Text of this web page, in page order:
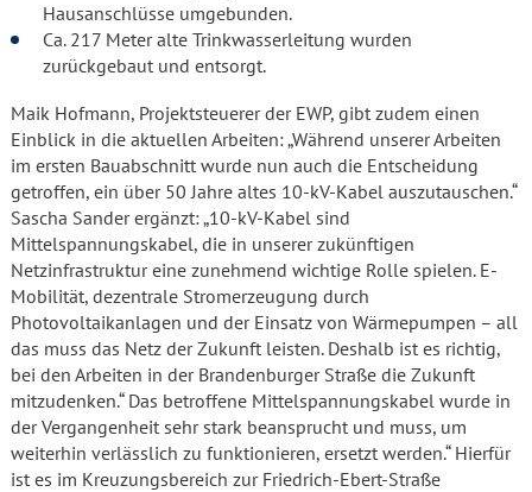
Hausanschlüsse umgebunden.
Ca. 217 Meter alte Trinkwasserleitung wurden
zurückgebaut und entsorgt.
Maik Hofmann, Projektsteuerer der EWP, gibt zudem einen
Einblick in die aktuellen Arbeiten: „Während unserer Arbeiten
im ersten Bauabschnitt wurde nun auch die Entscheidung
getroffen, ein über 50 Jahre altes 10-kV-Kabel auszutauschen.“
Sascha Sander ergänzt: „10-kV-Kabel sind
Mittelspannungskabel, die in unserer zukünftigen
Netzinfrastruktur eine zunehmend wichtige Rolle spielen. E-
Mobilität, dezentrale Stromerzeugung durch
Photovoltaikanlagen und der Einsatz von Wärmepumpen – all
das muss das Netz der Zukunft leisten. Deshalb ist es richtig,
bei den Arbeiten in der Brandenburger Straße die Zukunft
mitzudenken.“ Das betroffene Mittelspannungskabel wurde in
der Vergangenheit sehr stark beansprucht und muss, um
weiterhin verlässlich zu funktionieren, ersetzt werden.“ Hierfür
ist es im Kreuzungsbereich zur Friedrich-Ebert-Straße